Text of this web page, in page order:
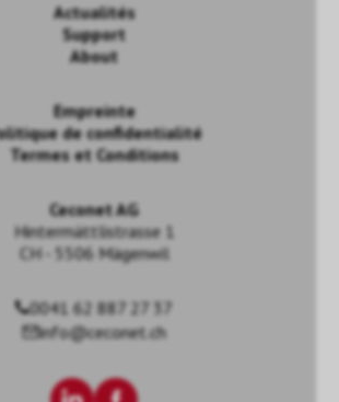
Actualités
Support
About
Empreinte
de confidentialité
Termes et Conditions
Ceconet AG
Hintermättlistrasse 1
CH - 5506 Mägenwil
0041 62 887 27 37
info@ceconet.ch